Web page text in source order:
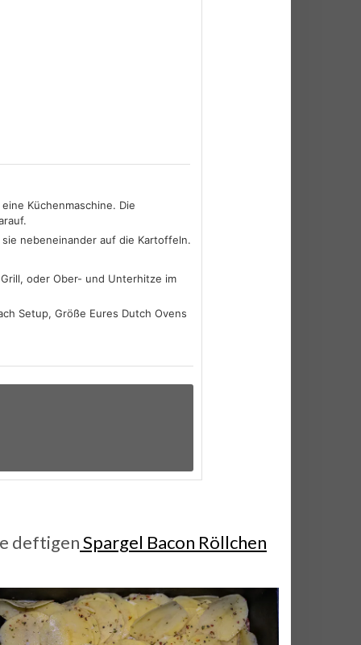
Küchenmaschine. Die
nebeneinander auf die Kartoffeln.
oder Ober- und Unterhitze im
Setup, Größe Eures Dutch Ovens
deftigenSpargel Bacon Röllchen